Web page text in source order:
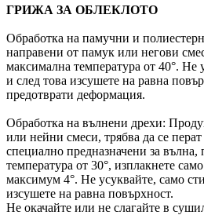
ГРИЖА ЗА ОБЛЕКЛОТО
Обработка на памучни и
направени от памук или негови
максимална температура от 40°. Не
и след това изсушете на равна
предотврати деформация.
Обработка на вълнени дрехи:
или нейни смеси, трябва да се
специално предназначени за
температура от 30°, изплакнете
максимум 4°. Не усуквайте, само
изсушете на равна повърхност.
Не окачайте или не слагайте в